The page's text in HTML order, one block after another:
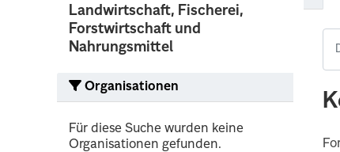
Landwirtschaft, Fischerei,
Forstwirtschaft und
Nahrungsmittel
Organisationen
Für diese Suche wurden keine
Organisationen gefunden.